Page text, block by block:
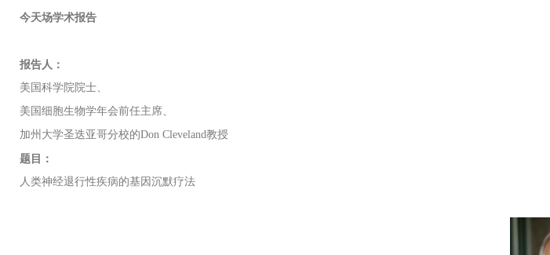
今天场学术报告
报告人：
美国科学院院士、
美国细胞生物学年会前任主席、
加州大学圣迭亚哥分校的Don Cleveland教授
题目：
人类神经退行性疾病的基因沉默疗法